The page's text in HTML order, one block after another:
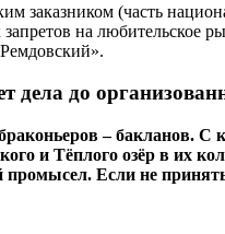
заказником (часть
на любительское
дела до
– бакланов.
и Тёплого озёр в их
Если не